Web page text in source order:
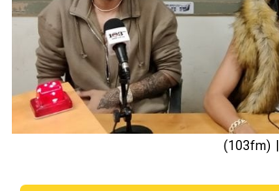
| (103fm)